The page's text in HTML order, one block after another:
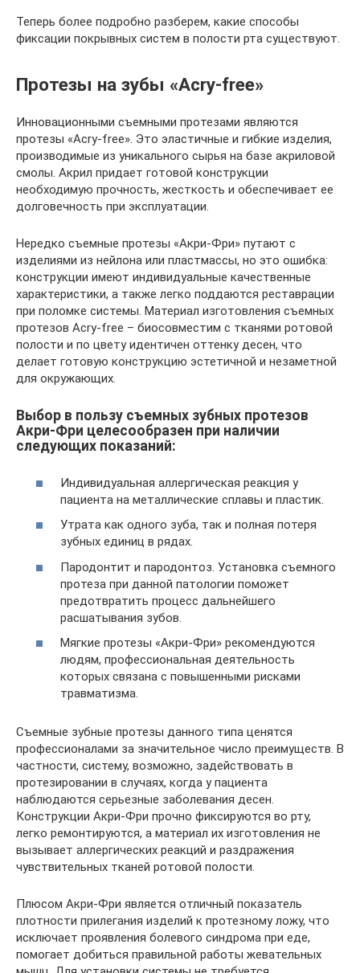
Теперь более подробно разберем, какие способы
фиксации покрывных систем в полости рта существуют.
Протезы на зубы «Acry-free»
Инновационными съемными протезами являются
протезы «Acry-free». Это эластичные и гибкие изделия,
производимые из уникального сырья на базе акриловой
смолы. Акрил придает готовой конструкции
необходимую прочность, жесткость и обеспечивает ее
долговечность при эксплуатации.
Нередко съемные протезы «Акри-Фри» путают с
изделиями из нейлона или пластмассы, но это ошибка:
конструкции имеют индивидуальные качественные
характеристики, а также легко поддаются реставрации
при поломке системы. Материал изготовления съемных
протезов Acry-free – биосовместим с тканями ротовой
полости и по цвету идентичен оттенку десен, что
делает готовую конструкцию эстетичной и незаметной
для окружающих.
Выбор в пользу съемных зубных протезов
Акри-Фри целесообразен при наличии
следующих показаний:
Индивидуальная аллергическая реакция у
пациента на металлические сплавы и пластик.
Утрата как одного зуба, так и полная потеря
зубных единиц в рядах.
Пародонтит и пародонтоз. Установка съемного
протеза при данной патологии поможет
предотвратить процесс дальнейшего
расшатывания зубов.
Мягкие протезы «Акри-Фри» рекомендуются
людям, профессиональная деятельность
которых связана с повышенными рисками
травматизма.
Съемные зубные протезы данного типа ценятся
профессионалами за значительное число преимуществ. В
частности, систему, возможно, задействовать в
протезировании в случаях, когда у пациента
наблюдаются серьезные заболевания десен.
Конструкции Акри-Фри прочно фиксируются во рту,
легко ремонтируются, а материал их изготовления не
вызывает аллергических реакций и раздражения
чувствительных тканей ротовой полости.
Плюсом Акри-Фри является отличный показатель
плотности прилегания изделий к протезному ложу, что
исключает проявления болевого синдрома при еде,
помогает добиться правильной работы жевательных